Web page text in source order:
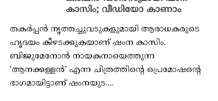
കാസിം; വീഡിയോ കാണാം
തകര്‍പ്പന്‍ നൃത്തച്ചുവടുകളുമായി ആരാധകരുടെ
ഹൃദയം കീഴടക്കുകയാണ് ഷംന കാസിം.
ബിജുമേനോന്‍ നായകനായെത്തുന്ന
‘ആനക്കള്ളന്‍’ എന്ന ചിത്രത്തിന്റെ പ്രെമോഷന്റെ
ഭാഗമായിട്ടാണ് ഷംനയുട....